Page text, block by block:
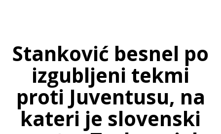
Stanković besnel po
izgubljeni tekmi
proti Juventusu, na
kateri je slovenski